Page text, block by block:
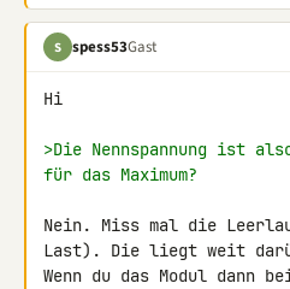
S spess53Gast
Hi
>Die Nennspannung ist
für das Maximum?
Nein. Miss mal die
Last). Die liegt weit
Wenn du das Modul dann